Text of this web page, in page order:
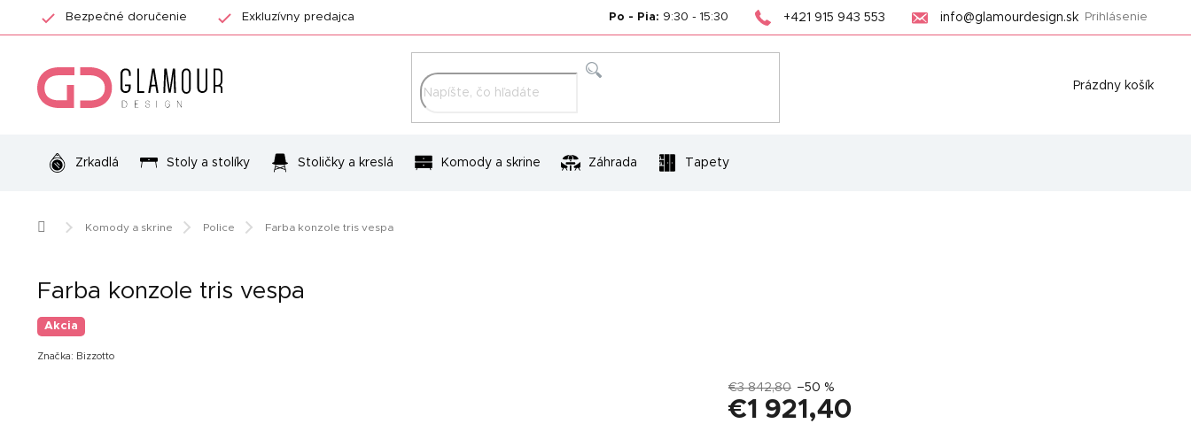
Bezpečné doručenie Exkluzívny predajca Po - Pia: 9:30 - 15:30 +421 915 943 553 info@glamourdesign.sk Prihlásenie
Nákupný
Prázdny košík
Zrkadlá Stoly a stolíky Stoličky a kreslá Komody a skrine Záhrada Tapety
DomovKomody a skrine Police Farba konzole tris vespa
Farba konzole tris vespa
Akcia
Značka: Bizzotto
€3 842,80 –50 %
€1 921,40